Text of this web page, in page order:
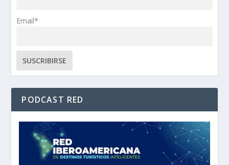
Email*
PODCAST RED